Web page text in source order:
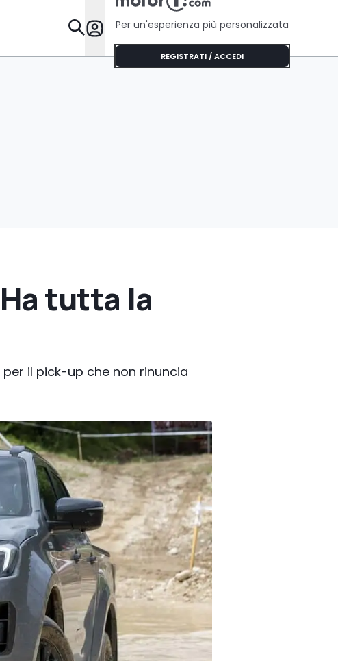
Da Sapere
Per un'esperienza più personalizzata
REGISTRATI / ACCEDI
tutta la
il pick-up che non rinuncia